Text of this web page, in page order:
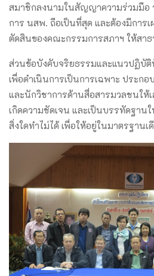
สมาชิกลงนามในสัญญาความร่วมมือ
การ นสพ. ถือเป็นที่สุด และต้องมีการ
ตัดสินของคณะกรรมการสภาฯ ให้สา
ส่วนข้อบังคับจริยธรรมและแนวปฏิบั
เพื่อดำเนินการเป็นการเฉพาะ ประก
และนักวิชาการด้านสื่อสารมวลชนให้
เกิดความชัดเจน และเป็นบรรทัดฐาน
สิ่งใดทำไม่ได้ เพื่อให้อยู่ในมาตรฐานเ